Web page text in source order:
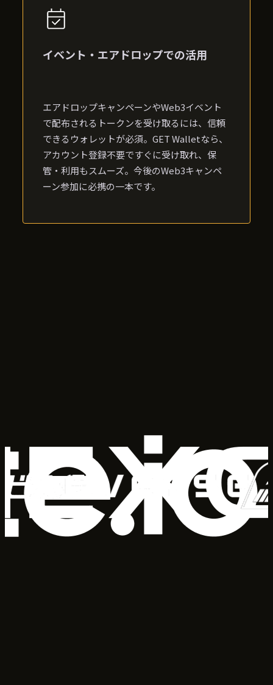
イベント・エアドロップでの活用
エアドロップキャンペーンやWeb3イベント
で配布されるトークンを受け取るには、信頼
できるウォレットが必須。GET Walletなら、
アカウント登録不要ですぐに受け取れ、保
管・利用もスムーズ。今後のWeb3キャンペ
ーン参加に必携の一本です。